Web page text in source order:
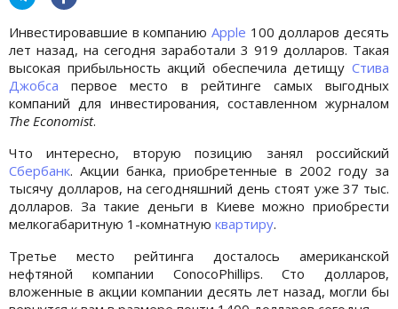
Инвестировавшие в компанию Apple 100 долларов десять
лет назад, на сегодня заработали 3 919 долларов. Такая
высокая прибыльность акций обеспечила детищу Стива
Джобса первое место в рейтинге самых выгодных
компаний для инвестирования, составленном журналом
The Economist.
Что интересно, вторую позицию занял российский
Сбербанк. Акции банка, приобретенные в 2002 году за
тысячу долларов, на сегодняшний день стоят уже 37 тыс.
долларов. За такие деньги в Киеве можно приобрести
мелкогабаритную 1-комнатную квартиру.
Третье место рейтинга досталось американской
нефтяной компании ConocoPhillips. Сто долларов,
вложенные в акции компании десять лет назад, могли бы